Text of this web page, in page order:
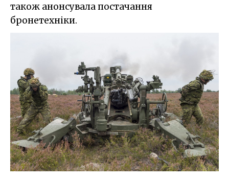
також анонсувала постачання
бронетехніки.